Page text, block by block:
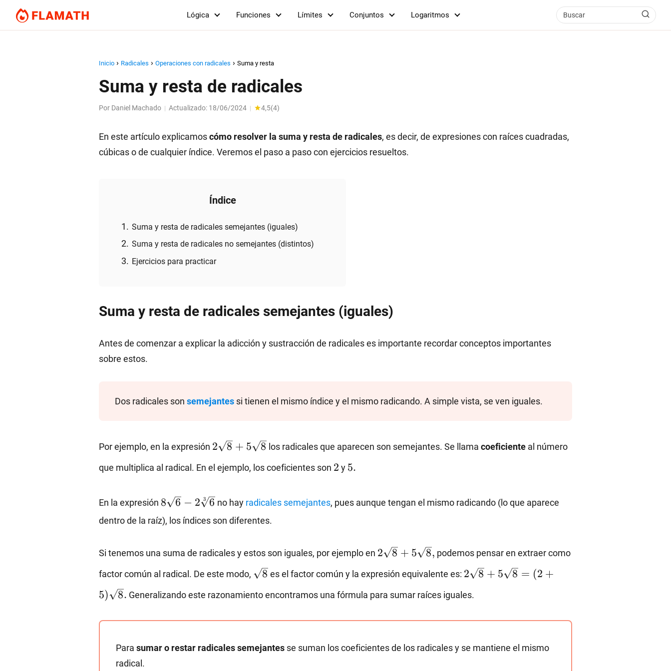
Lógica Funciones Límites Conjuntos Logaritmos
Inicio Radicales Operaciones con radicales Suma y resta
Suma y resta de radicales
Por Daniel Machado | Actualizado: 18/06/2024 | 4,5(4)
En este artículo explicamoscómo resolver la suma y resta de radicales, es decir, de expresiones con raíces cuadradas,
cúbicas o de cualquier índice. Veremos el paso a paso con ejercicios resueltos.
Índice
Suma y resta de radicales semejantes (iguales)
Suma y resta de radicales no semejantes (distintos)
Ejercicios para practicar
Suma y resta de radicales semejantes (iguales)
Antes de comenzar a explicar la adicción y sustracción de radicales es importante recordar conceptos importantes
sobre estos.
Dos radicales son semejantes si tienen el mismo índice y el mismo radicando. A simple vista, se ven iguales.
Por ejemplo, en la expresión 2\sqrt{8}+5\sqrt{8}
2 8 + 5 8 los radicales que aparecen son semejantes. Se llama coeficienteal número
que multiplica al radical. En el ejemplo, los coeficientes son 2
2 y 5.
5.
En la expresión 8\sqrt{6}-2\sqrt[3]
{6}
8 6 − 2 3 6 no hay radicales semejantes, pues aunque tengan el mismo radicando (lo que aparece
dentro de la raíz), los índices son diferentes.
Si tenemos una suma de radicales y estos son iguales, por ejemplo en 2\sqrt{8}+5\sqrt{8},
2 8 + 5 8, podemos pensar en extraer como
factor común al radical. De este modo,
\sqrt{8}
8 es el factor común y la expresión equivalente es: 2\sqrt{8}+5\sqrt{8}=
(2+5)\sqrt{8}.
2 8 + 5 8 = (2 +
5) 8. Generalizando este razonamiento encontramos una fórmula para sumar raíces iguales.
Para sumar o restar radicales semejantes se suman los coeficientes de los radicales y se mantiene el mismo
radical.